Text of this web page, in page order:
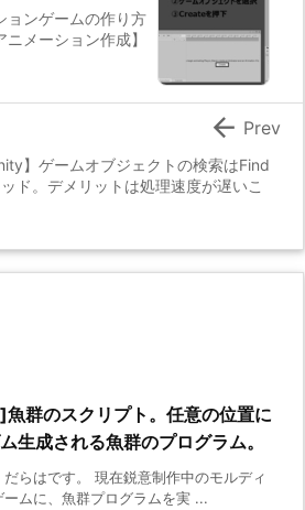
ョンゲームの作り方
ニメーション作成】
】ゲームオブジェクトの検索はFind
ッド。デメリットは処理速度が遅いこ
 Prev
群のスクリプト。任意の位置に
生成される魚群のプログラム。
だらはです。 現在鋭意制作中のモルディ
ームに、魚群プログラムを実 ...